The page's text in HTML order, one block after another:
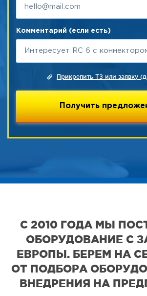
Комментарий (если есть)
Прикрепить ТЗ или заявку
С 2010 ГОДА МЫ
ОБОРУДОВАНИЕ С
ЕВРОПЫ. БЕРЕМ НА
ОТ ПОДБОРА
ВНЕДРЕНИЯ НА